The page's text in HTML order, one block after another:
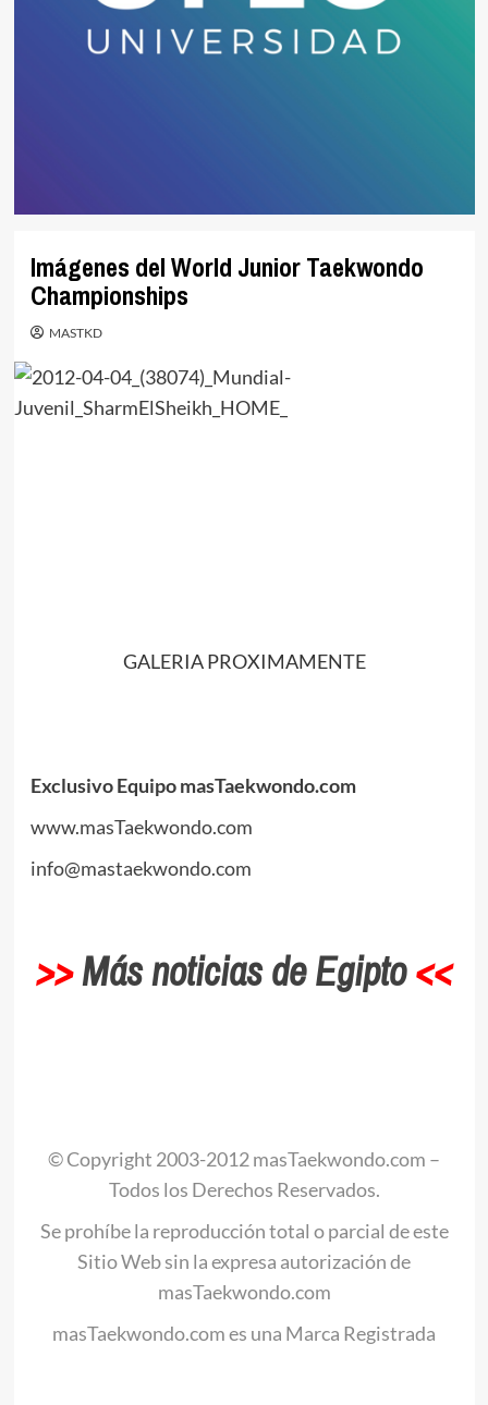
Imágenes del World Junior Taekwondo
Championships
MASTKD
GALERIA PROXIMAMENTE
Exclusivo Equipo masTaekwondo.com
www.masTaekwondo.com
info@mastaekwondo.com
>>Más noticias de Egipto<<
© Copyright 2003-2012 masTaekwondo.com –
Todos los Derechos Reservados.
Se prohíbe la reproducción total o parcial de este
Sitio Web sin la expresa autorización de
masTaekwondo.com
masTaekwondo.com es una Marca Registrada